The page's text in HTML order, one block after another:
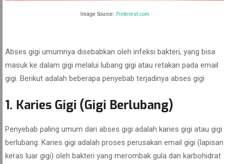
Image Source: Pinterest.com
Abses gigi umumnya disebabkan oleh infeksi bakteri, yang bisa
masuk ke dalam gigi melalui lubang gigi atau retakan pada email
gigi. Berikut adalah beberapa penyebab terjadinya abses gigi
1. Karies Gigi (Gigi Berlubang)
Penyebab paling umum dari abses gigi adalah karies gigi atau gigi
berlubang. Karies gigi adalah proses perusakan email gigi (lapisan
keras luar gigi) oleh bakteri yang merombak gula dan karbohidrat